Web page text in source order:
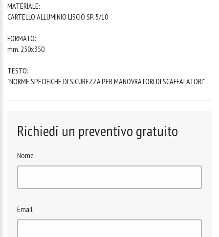
MATERIALE:
CARTELLO ALLUMINIO LISCIO SP. 5/10
FORMATO:
mm. 250x350
TESTO:
"NORME SPECIFICHE DI SICUREZZA PER MANOVRATORI DI SCAFFALATORI"
Richiedi un preventivo gratuito
Nome
Email